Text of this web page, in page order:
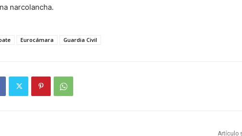
narcolancha.
Eurocámara Guardia Civil
Artículo